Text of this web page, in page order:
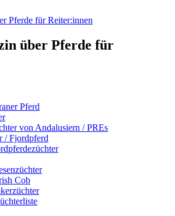
über Pferde für
Pferd
von Andalusiern / PREs
/ Fjordpferd
Cob